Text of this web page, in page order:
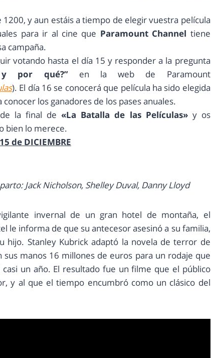
y aun estáis a tiempo de elegir vuestra película
para ir al cine que Paramount Channel tiene
campaña.
votando hasta el día 15 y responder a la pregunta
por qué?”en la web de Paramount
). El día 16 se conocerá que película ha sido elegida
los ganadores de los pases anuales.
de la final de«La Batalla de las Películas»y os
bien lo merece.
de DICIEMBRE
Jack Nicholson, Shelley Duval, Danny Lloyd
invernal de un gran hotel de montaña, el
le informa de que su antecesor asesinó a su familia,
hijo. Stanley Kubrick adaptó la novela de terror de
sus manos 16 millones de euros para un rodaje que
un año. El resultado fue un filme que el público
y al que el tiempo encumbró como un clásico del